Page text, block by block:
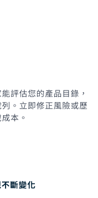
評估您的產品目錄，
。立即修正風險或歷
本。
斷變化